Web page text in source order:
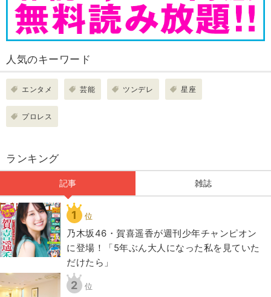
人気のキーワード
エンタメ 芸能 ツンデレ 星座
プロレス
ランキング
記事 雑誌
1 位
乃木坂46・賀喜遥香が週刊少年チャンピオン
に登場！「5年ぶん大人になった私を見ていた
だけたら」
2 位